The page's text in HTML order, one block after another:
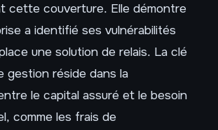
cette couverture. Elle démontre
a identifié ses vulnérabilités
une solution de relais. La clé
gestion réside dans la
le capital assuré et le besoin
comme les frais de